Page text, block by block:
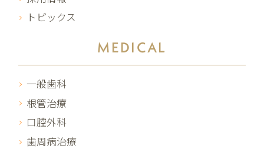
トピックス
MEDICAL
一般歯科
根管治療
口腔外科
歯周病治療